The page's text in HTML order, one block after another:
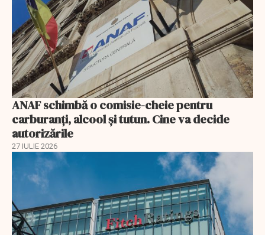
ANAF schimbă o comisie-cheie pentru
carburanți, alcool și tutun. Cine va decide
autorizările
27 IULIE 2026